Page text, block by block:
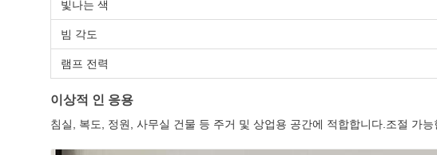
빛나는 색
빔 각도
램프 전력
이상적 인 응용
침실, 복도, 정원, 사무실 건물 등 주거 및 상업용 공간에 적합합니다.조절 가